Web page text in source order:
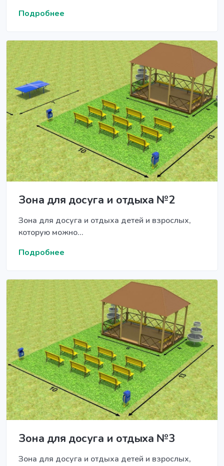
Подробнее
Зона для досуга и отдыха №2
Зона для досуга и отдыха детей и взрослых,
которую можно...
Подробнее
Зона для досуга и отдыха №3
Зона для досуга и отдыха детей и взрослых,